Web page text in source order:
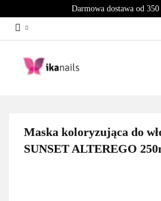
Darmowa dostawa od
Maska koloryzująca do
SUNSET ALTEREGO